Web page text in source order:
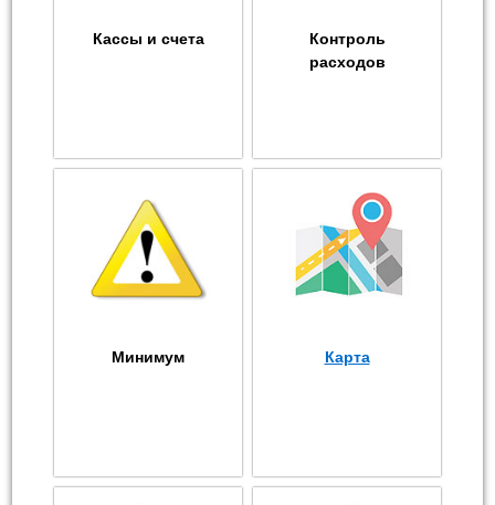
Кассы и счета
Контроль
расходов
Минимум Карта